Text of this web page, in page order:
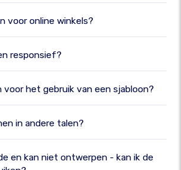
voor online winkels?
responsief?
voor het gebruik van een sjabloon?
in andere talen?
en kan niet ontwerpen - kan ik de